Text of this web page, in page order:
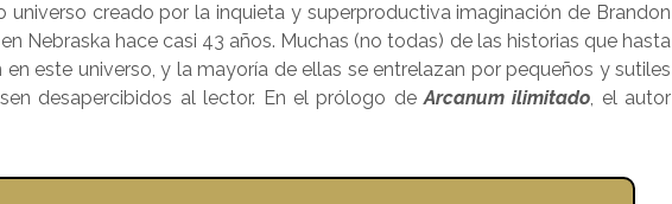
universo creado por la inquieta y superproductiva imaginación de Brandon
Nebraska hace casi 43 años. Muchas (no todas) de las historias que hasta
este universo, y la mayoría de ellas se entrelazan por pequeños y sutiles
desapercibidos al lector. En el prólogo deArcanum ilimitado, el autor